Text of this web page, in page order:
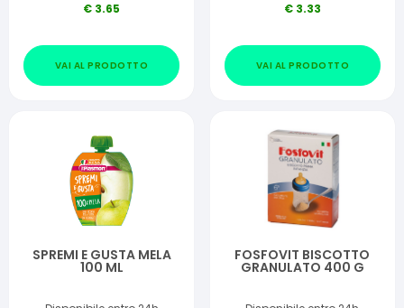
€ 3.65
VAI AL PRODOTTO
€ 3.33
VAI AL PRODOTTO
SPREMI E GUSTA MELA
100 ML
FOSFOVIT BISCOTTO
GRANULATO 400 G